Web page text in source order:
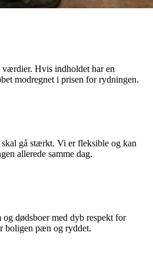
Hvis indholdet har en
modregnet i prisen for rydningen.
gå stærkt. Vi er fleksible og kan
allerede samme dag.
dødsboer med dyb respekt for
boligen pæn og ryddet.